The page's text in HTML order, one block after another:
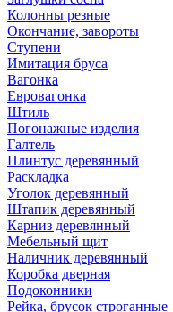
Колонны резные
Окончание, завороты
Ступени
Имитация бруса
Вагонка
Евровагонка
Штиль
Погонажные изделия
Галтель
Плинтус деревянный
Раскладка
Уголок деревянный
Штапик деревянный
Карниз деревянный
Мебельный щит
Наличник деревянный
Коробка дверная
Подоконники
Рейка, брусок строганные